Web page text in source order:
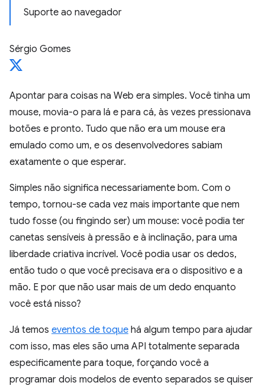
Suporte ao navegador
Sérgio Gomes
Apontar para coisas na Web era simples. Você tinha um
mouse, movia-o para lá e para cá, às vezes pressionava
botões e pronto. Tudo que não era um mouse era
emulado como um, e os desenvolvedores sabiam
exatamente o que esperar.
Simples não significa necessariamente bom. Com o
tempo, tornou-se cada vez mais importante que nem
tudo fosse (ou fingindo ser) um mouse: você podia ter
canetas sensíveis à pressão e à inclinação, para uma
liberdade criativa incrível. Você podia usar os dedos,
então tudo o que você precisava era o dispositivo e a
mão. E por que não usar mais de um dedo enquanto
você está nisso?
Já temos eventos de toque há algum tempo para ajudar
com isso, mas eles são uma API totalmente separada
especificamente para toque, forçando você a
programar dois modelos de evento separados se quiser